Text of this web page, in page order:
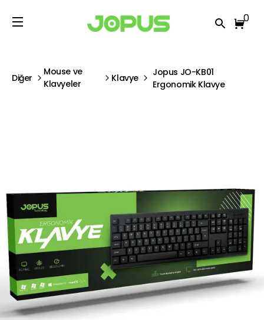
0
Diğer
Mouse ve
Klavyeler
Klavye
Jopus JO-KB01
Ergonomik Klavye